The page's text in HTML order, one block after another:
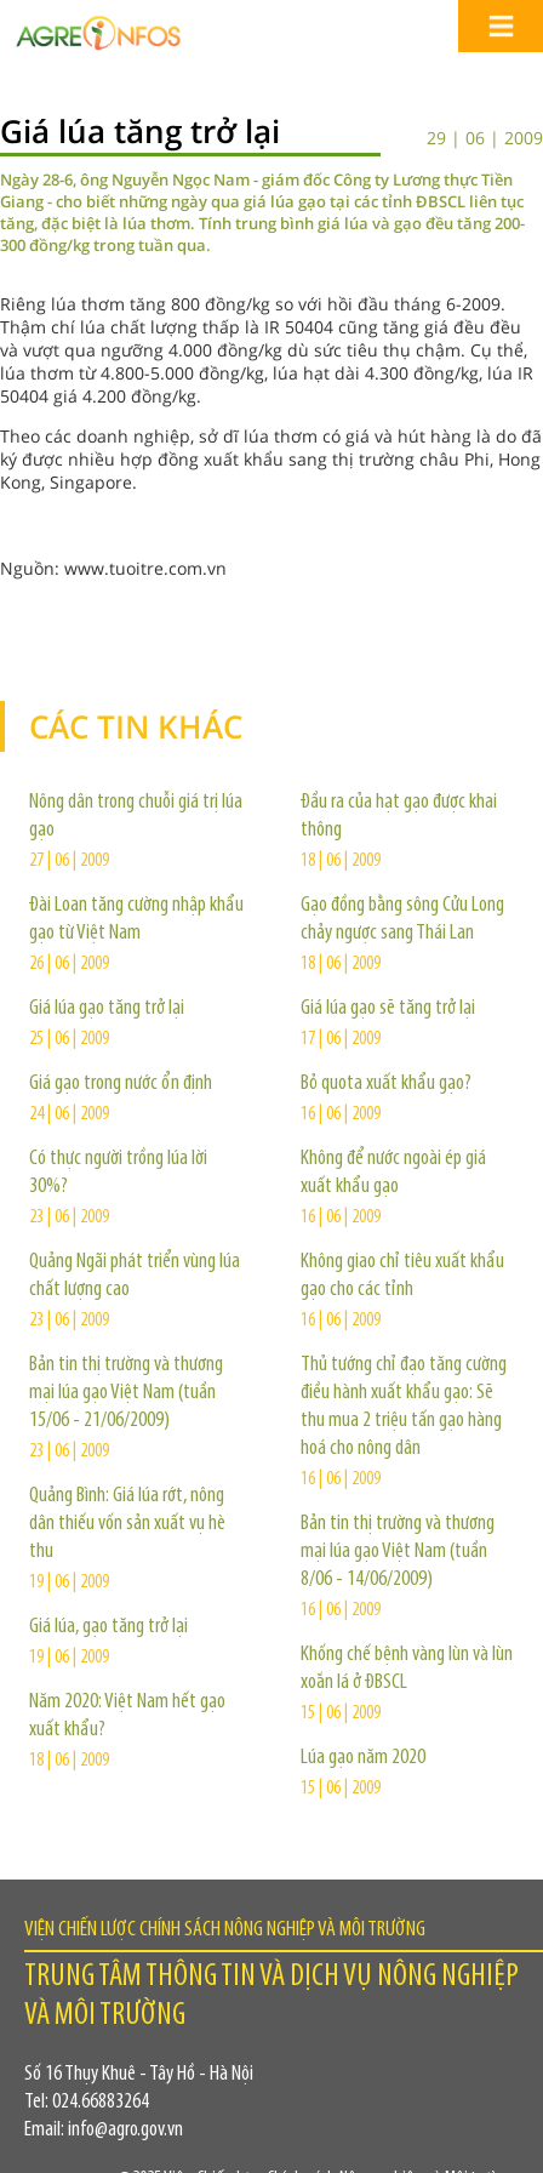
Giá lúa tăng trở lại 29 | 06 | 2009
Ngày 28-6, ông Nguyễn Ngọc Nam - giám đốc Công ty Lương thực Tiền
Giang - cho biết những ngày qua giá lúa gạo tại các tỉnh ĐBSCL liên tục
tăng, đặc biệt là lúa thơm. Tính trung bình giá lúa và gạo đều tăng 200-
300 đồng/kg trong tuần qua.
Riêng lúa thơm tăng 800 đồng/kg so với hồi đầu tháng 6-2009.
Thậm chí lúa chất lượng thấp là IR 50404 cũng tăng giá đều đều
và vượt qua ngưỡng 4.000 đồng/kg dù sức tiêu thụ chậm. Cụ thể,
lúa thơm từ 4.800-5.000 đồng/kg, lúa hạt dài 4.300 đồng/kg, lúa IR
50404 giá 4.200 đồng/kg.
Theo các doanh nghiệp, sở dĩ lúa thơm có giá và hút hàng là do đã
ký được nhiều hợp đồng xuất khẩu sang thị trường châu Phi, Hong
Kong, Singapore.
Nguồn: www.tuoitre.com.vn
CÁC TIN KHÁC
Nông dân trong chuỗi giá trị lúa
gạo
27 | 06 | 2009
Đài Loan tăng cường nhập khẩu
gạo từ Việt Nam
26 | 06 | 2009
Giá lúa gạo tăng trở lại
25 | 06 | 2009
Giá gạo trong nước ổn định
24 | 06 | 2009
Có thực người trồng lúa lời
30%?
23 | 06 | 2009
Quảng Ngãi phát triển vùng lúa
chất lượng cao
23 | 06 | 2009
Bản tin thị trường và thương
mại lúa gạo Việt Nam (tuần
15/06 - 21/06/2009)
23 | 06 | 2009
Quảng Bình: Giá lúa rớt, nông
dân thiếu vốn sản xuất vụ hè
thu
19 | 06 | 2009
Giá lúa, gạo tăng trở lại
19 | 06 | 2009
Năm 2020: Việt Nam hết gạo
xuất khẩu?
18 | 06 | 2009
Đầu ra của hạt gạo được khai
thông
18 | 06 | 2009
Gạo đồng bằng sông Cửu Long
chảy ngược sang Thái Lan
18 | 06 | 2009
Giá lúa gạo sẽ tăng trở lại
17 | 06 | 2009
Bỏ quota xuất khẩu gạo?
16 | 06 | 2009
Không để nước ngoài ép giá
xuất khẩu gạo
16 | 06 | 2009
Không giao chỉ tiêu xuất khẩu
gạo cho các tỉnh
16 | 06 | 2009
Thủ tướng chỉ đạo tăng cường
điều hành xuất khẩu gạo: Sẽ
thu mua 2 triệu tấn gạo hàng
hoá cho nông dân
16 | 06 | 2009
Bản tin thị trường và thương
mại lúa gạo Việt Nam (tuần
8/06 - 14/06/2009)
16 | 06 | 2009
Khống chế bệnh vàng lùn và lùn
xoắn lá ở ÐBSCL
15 | 06 | 2009
Lúa gạo năm 2020
15 | 06 | 2009
VIỆN CHIẾN LƯỢC CHÍNH SÁCH NÔNG NGHIỆP VÀ MÔI TRƯỜNG
TRUNG TÂM THÔNG TIN VÀ DỊCH VỤ NÔNG NGHIỆP
VÀ MÔI TRƯỜNG
Số 16 Thụy Khuê - Tây Hồ - Hà Nội
Tel: 024.66883264
Email: info@agro.gov.vn